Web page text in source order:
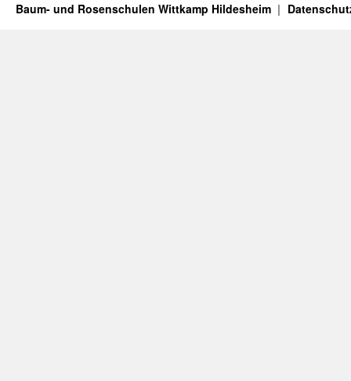
Baum- und Rosenschulen Wittkamp Hildesheim